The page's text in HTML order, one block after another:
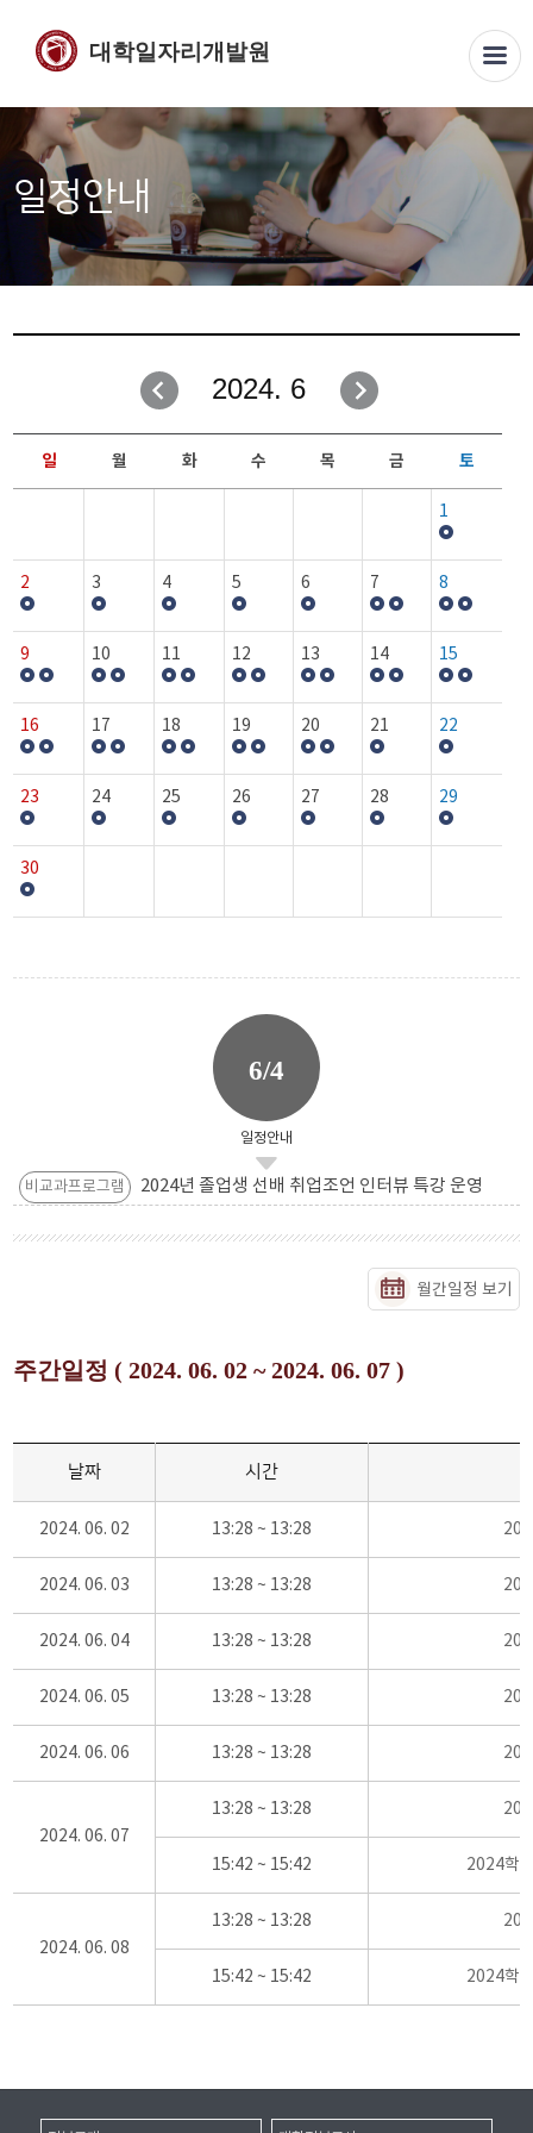
대학일자리개발원
일정안내
2024. 6
일 월 화 수 목 금 토
1
2 3 4 5 6 7 8
9 10 11 12 13 14 15
16 17 18 19 20 21 22
23 24 25 26 27 28 29
30
6/4
일정안내
비교과프로그램 2024년 졸업생 선배 취업조언 인터뷰 특강 운영
월간일정 보기
주간일정 ( 2024. 06. 02 ~ 2024. 06. 07 )
날짜 시간
2024. 06. 02 13:28 ~ 13:28
2024. 06. 03 13:28 ~ 13:28
2024. 06. 04 13:28 ~ 13:28
2024. 06. 05 13:28 ~ 13:28
2024. 06. 06 13:28 ~ 13:28
2024. 06. 07
13:28 ~ 13:28
15:42 ~ 15:42 2024학
2024. 06. 08
13:28 ~ 13:28
15:42 ~ 15:42 2024학